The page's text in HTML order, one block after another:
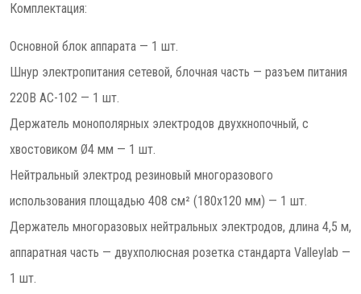
Комплектация:
Основной блок аппарата — 1 шт.
Шнур электропитания сетевой, блочная часть — разъем питания
220В AC-102 — 1 шт.
Держатель монополярных электродов двухкнопочный, с
хвостовиком Ø4 мм — 1 шт.
Нейтральный электрод резиновый многоразового
использования площадью 408 см² (180х120 мм) — 1 шт.
Держатель многоразовых нейтральных электродов, длина 4,5 м,
аппаратная часть — двухполюсная розетка стандарта Valleylab —
1 шт.